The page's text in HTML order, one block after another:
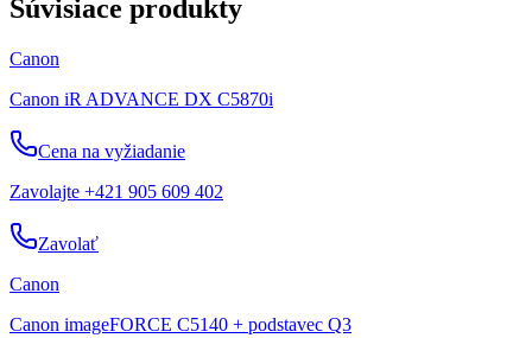
Súvisiace produkty
Canon
Canon iR ADVANCE DX C5870i
Cena na vyžiadanie
Zavolajte +421 905 609 402
Zavolať
Canon
Canon imageFORCE C5140 + podstavec Q3